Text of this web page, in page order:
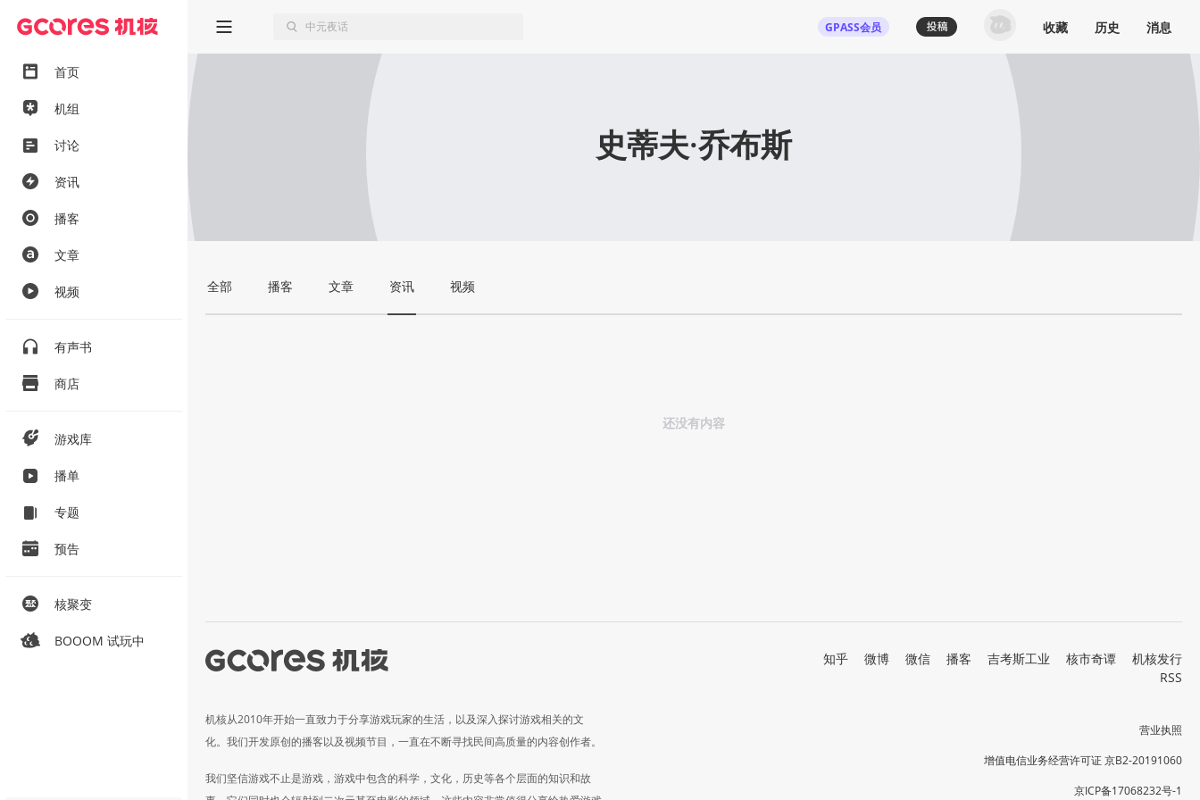
首页
机组
讨论
资讯
播客
文章
视频
有声书
商店
游戏库
播单
专题
预告
核聚变
BOOOM 试玩中
GPASS会员 收藏 历史 消息
史蒂夫·乔布斯
全部 播客 文章 资讯 视频
还没有内容
机核从2010年开始一直致力于分享游戏玩家的生活，以及深入探讨游戏相关的文
化。我们开发原创的播客以及视频节目，一直在不断寻找民间高质量的内容创作者。
我们坚信游戏不止是游戏，游戏中包含的科学，文化，历史等各个层面的知识和故
知乎 微博 微信 播客 吉考斯工业 核市奇谭
机核发行
RSS
营业执照
增值电信业务经营许可证 京B2-20191060
京ICP备17068232号-1